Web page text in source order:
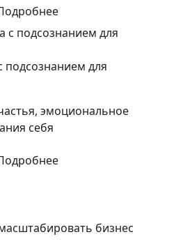
подсознанием для
эмоциональное
себя
бизнес